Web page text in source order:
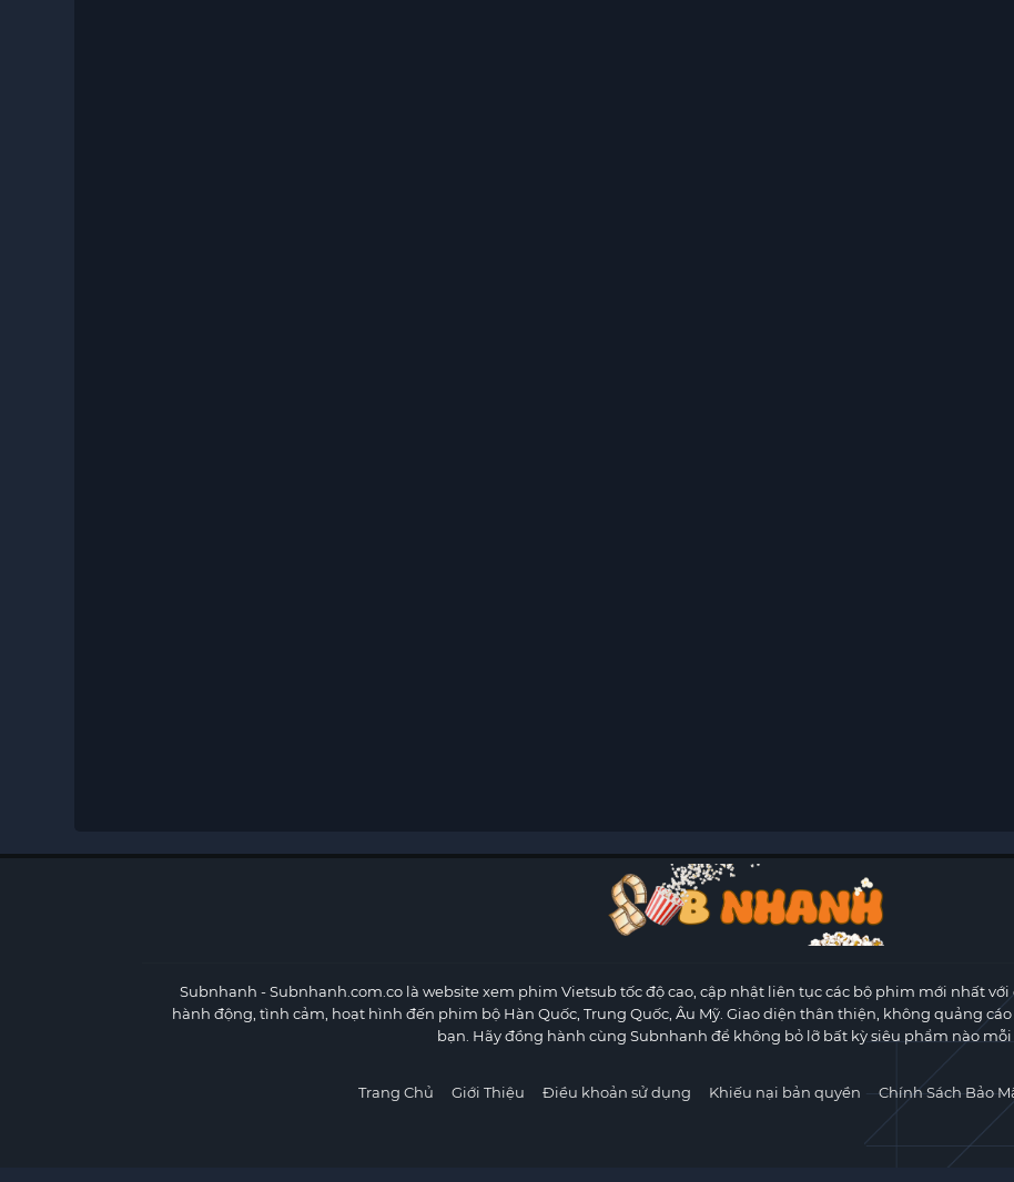
Subnhanh - Subnhanh.com.co là website xem phim Vietsub tốc độ cao, cập nhật liên tục các bộ phim mới nhất
hành động, tình cảm, hoạt hình đến phim bộ Hàn Quốc, Trung Quốc, Âu Mỹ. Giao diện thân thiện, không quảng
bạn. Hãy đồng hành cùng Subnhanh để không bỏ lỡ bất kỳ siêu phẩm nào mỗi
Trang Chủ Giới Thiệu Điều khoản sử dụng Khiếu nại bản quyền Chính Sách Bảo